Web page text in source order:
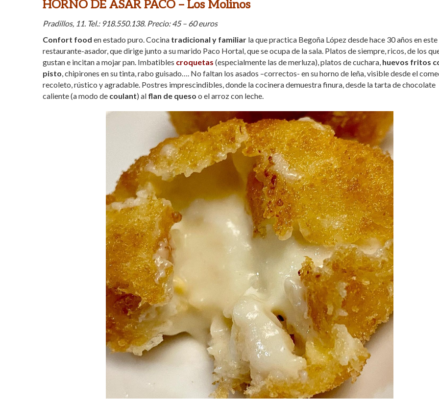
HORNO DE ASAR PACO – Los Molinos
Pradillos, 11. Tel.: 918.550.138. Precio: 45 – 60 euros
Confort food en estado puro. Cocina tradicional y familiar la que practica Begoña López desde hace 30 años en este
restaurante-asador, que dirige junto a su marido Paco Hortal, que se ocupa de la sala. Platos de siempre, ricos, de los
gustan e incitan a mojar pan. Imbatibles croquetas (especialmente las de merluza), platos de cuchara, huevos fritos
pisto, chipirones en su tinta, rabo guisado…. No faltan los asados –correctos- en su horno de leña, visible desde el
recoleto, rústico y agradable. Postres imprescindibles, donde la cocinera demuestra finura, desde la tarta de chocolate
caliente (a modo de coulant) al flan de queso o el arroz con leche.